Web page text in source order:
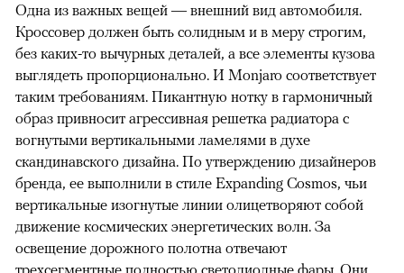
Одна из важных вещей — внешний вид автомобиля.
Кроссовер должен быть солидным и в меру строгим,
без каких-то вычурных деталей, а все элементы кузова
выглядеть пропорционально. И Monjaro соответствует
таким требованиям. Пикантную нотку в гармоничный
образ привносит агрессивная решетка радиатора с
вогнутыми вертикальными ламелями в духе
скандинавского дизайна. По утверждению дизайнеров
бренда, ее выполнили в стиле Expanding Cosmos, чьи
вертикальные изогнутые линии олицетворяют собой
движение космических энергетических волн. За
освещение дорожного полотна отвечают